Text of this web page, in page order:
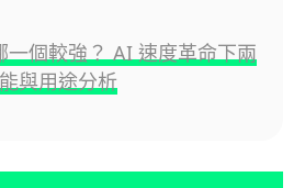
一個較強？ AI 速度革命下兩
與用途分析